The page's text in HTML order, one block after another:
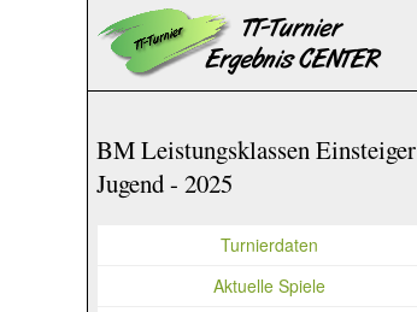
BM Leistungsklassen Einsteiger
Jugend - 2025
Turnierdaten
Aktuelle Spiele